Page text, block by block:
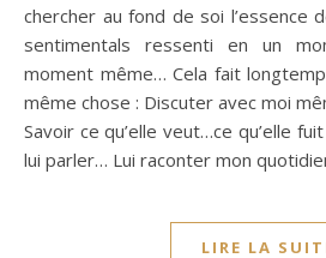
chercher au fond de soi l’essence
sentimentals ressenti en un
moment même… Cela fait
même chose : Discuter avec moi
Savoir ce qu’elle veut…ce qu’elle
lui parler… Lui raconter mon
LIRE LA